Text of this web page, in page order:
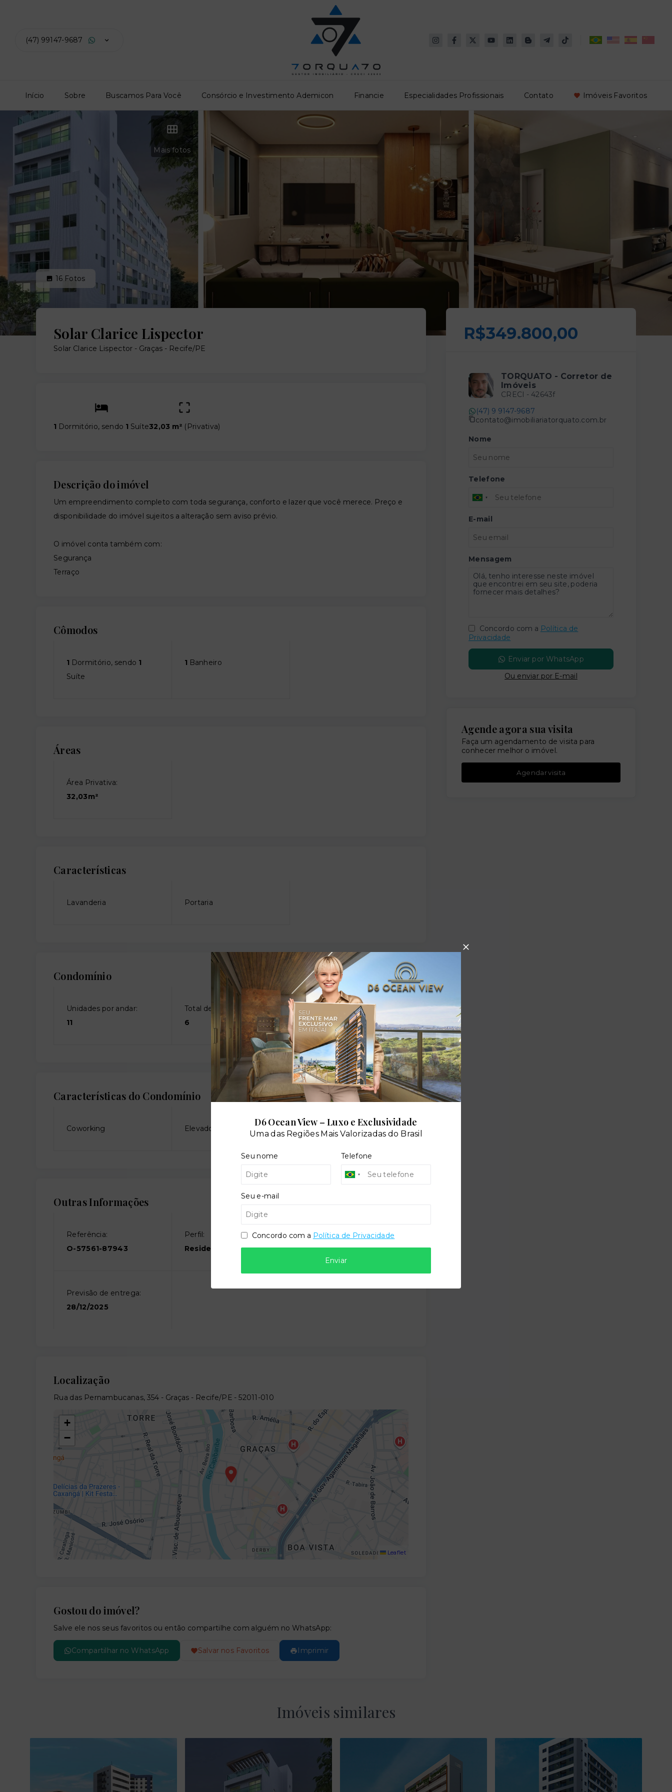
(47) 99147-9687
Início Sobre Buscamos Para Você Consórcio e Investimento Ademicon Financie Especialidades Profissionais Contato Imóveis Favoritos
Mais fotos
16 Fotos
Solar Clarice Lispector
Solar Clarice Lispector - Graças - Recife/PE
1 Dormitório, sendo 1 Suíte32,03 m² ( Privativa)
Descrição do imóvel
Um empreendimento completo com toda segurança, conforto e lazer que você merece. Preço e
disponibilidade do imóvel sujeitos a alteração sem aviso prévio.
O imóvel conta também com:
Segurança
Terraço
Cômodos
1 Dormitório, sendo 1
Suíte
1 Banheiro
Áreas
Área Privativa:
32,03m²
Características
Lavanderia Portaria
Condomínio
Unidades por andar:
11
Total de andares:
6
Características do Condomínio
Coworking Elevador social Piscina adulto
Outras Informações
Referência:
O-57561-87943
Perfil:
Residencial
Situação:
Novo
Previsão de entrega:
28/12/2025
Localização
Rua das Pernambucanas, 354 - Graças - Recife/PE - 52011-010
+
−
Leaflet
Gostou do imóvel?
Salve ele nos seus favoritos ou então compartilhe com alguém no WhatsApp:
Compartilhar no WhatsApp Salvar nos Favoritos Imprimir
R$349.800,00
TORQUATO - Corretor de
Imóveis
CRECI - 42643f
(47) 9 9147-9687
contato@imobiliariatorquato.com.br
Nome
Telefone
E-mail
Mensagem
Concordo com a Política de
Privacidade
Enviar por WhatsApp
Ou enviar por E-mail
Agende agora sua visita
Faça um agendamento de visita para
conhecer melhor o imóvel.
Agendar visita
Imóveis similares
D6 Ocean View – Luxo e Exclusividade
Uma das Regiões Mais Valorizadas do Brasil
Seu nome Telefone
Seu e-mail
Concordo com a Política de Privacidade
Enviar